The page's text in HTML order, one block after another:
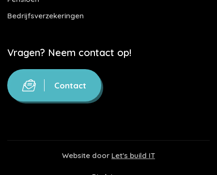
Bedrijfsverzekeringen
Vragen? Neem contact op!
Contact
Website door Let's build IT